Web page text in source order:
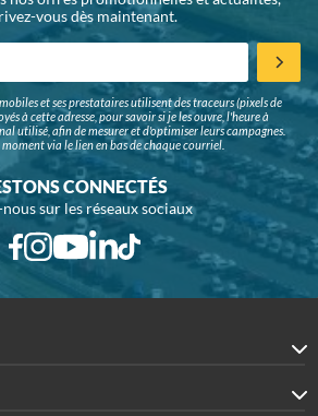
vous dès maintenant.
et ses prestataires utilisent des traceurs (pixels de
à cette adresse, pour savoir si je les ouvre, l'heure à
utilisé, afin de mesurer et d'optimiser leurs campagnes.
via le lien en bas de chaque courriel.
CONNECTÉS
nous sur les réseaux sociaux